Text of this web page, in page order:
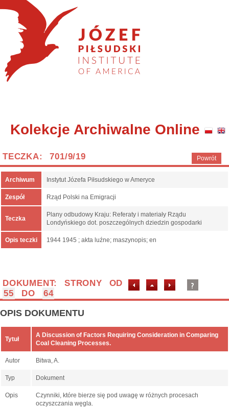
Kolekcje Archiwalne Online
Powrót
TECZKA: 701/9/19
Archiwum Instytut Józefa Piłsudskiego w Ameryce
Zespół Rząd Polski na Emigracji
Teczka
Plany odbudowy Kraju: Referaty i materiały Rządu
Londyńskiego dot. poszczególnych dziedzin gospodarki
Opis teczki 1944 1945 ; akta luźne; maszynopis; en
DOKUMENT: STRONY OD
55
DO 64
OPIS DOKUMENTU
Tytuł
A Discussion of Factors Requiring Consideration in Comparing
Coal Cleaning Processes.
Autor Bitwa, A.
Typ Dokument
Opis
Czynniki, które bierze się pod uwagę w różnych procesach
oczyszczania węgla.